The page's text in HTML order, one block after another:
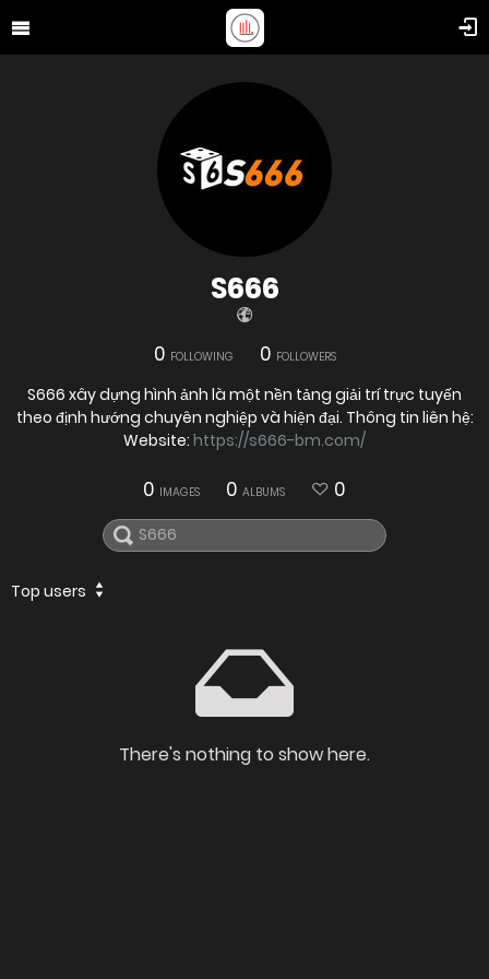
S666
0 FOLLOWING 0 FOLLOWERS
S666 xây dựng hình ảnh là một nền tảng giải trí trực tuyến
theo định hướng chuyên nghiệp và hiện đại. Thông tin liên hệ:
Website: https://s666-bm.com/
0 IMAGES 0 ALBUMS 0
Top users
There's nothing to show here.